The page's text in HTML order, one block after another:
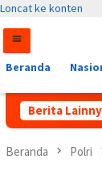
Loncat ke konten
Beranda
Berita
Data yang
Beranda Polri